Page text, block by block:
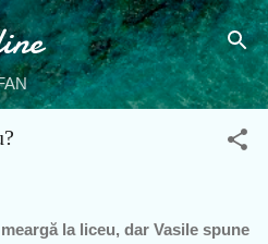
principal
la liceu, dar Vasile spune